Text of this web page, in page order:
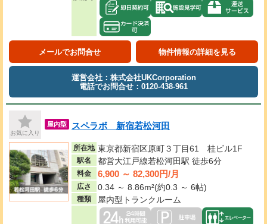
メールでお問合せ 物件情報の詳細を見る
運営会社：株式会社UKCorporation
電話でお問合せ：0120-438-961
お気に入り
屋内型 スペラボ 新宿若松河田
所在地 東京都新宿区原町３丁目61 桂ビル1F
駅名 都営大江戸線若松河田駅 徒歩6分
料金 6,900 ～ 82,300円/月
広さ 0.34 ～ 8.86m²(約0.3 ～ 6帖)
種類 屋内型トランクルーム